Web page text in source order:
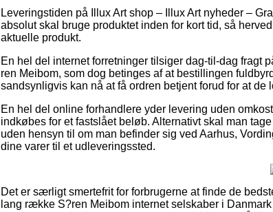
Leveringstiden på Illux Art shop – Illux Art nyheder –
absolut skal bruge produktet inden for kort tid, så
aktuelle produkt.
En hel del internet forretninger tilsiger dag-til-dag fragt
ren Meibom, som dog betinges af at bestillingen
sandsynligvis kan nå at få ordren betjent forud for at de
En hel del online forhandlere yder levering uden
indkøbes for et fastslået beløb. Alternativt skal man
uden hensyn til om man befinder sig ved Aarhus,
dine varer til et udleveringssted.
Det er særligt smertefrit for forbrugerne at finde de
lang række S?ren Meibom internet selskaber i